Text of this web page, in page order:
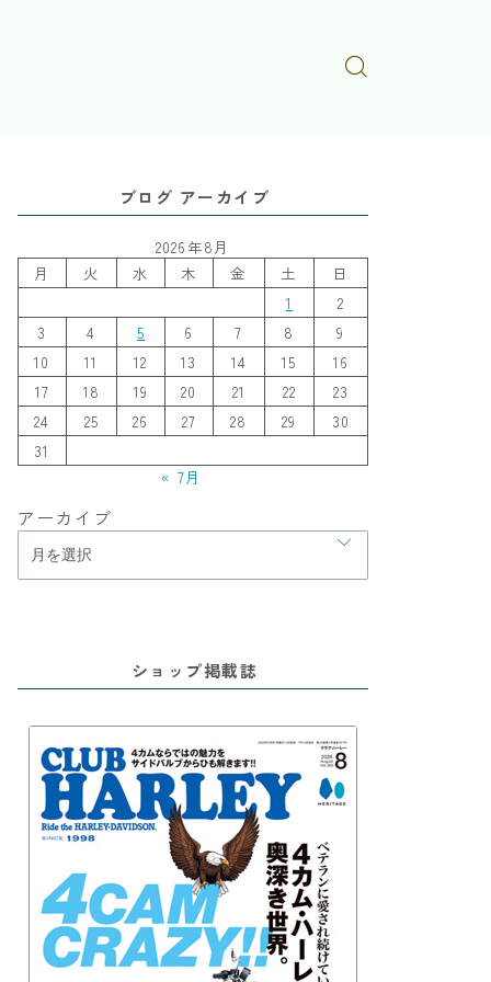
ブログ アーカイブ
2026年8月
月
火 水 木 金 土
日
1
2
3
4 5 6 7 8
9
10
11 12 13 14 15
16
17
18 19 20 21 22
23
24
25 26 27 28 29
30
31
« 7月
アーカイブ
ショップ掲載誌